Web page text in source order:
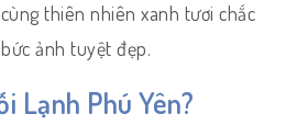
thiên nhiên xanh tươi chắc
ảnh tuyệt đẹp.
Lạnh Phú Yên?